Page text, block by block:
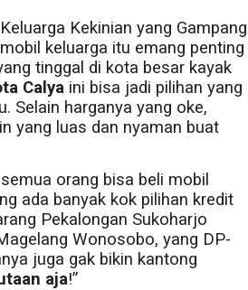
Kekinian yang Gampang
keluarga itu emang penting
tinggal di kota besar kayak
Calya ini bisa jadi pilihan yang
Selain harganya yang oke,
yang luas dan nyaman buat
orang bisa beli mobil
ada banyak kok pilihan kredit
Pekalongan Sukoharjo
Wonosobo, yang DP-
juga gak bikin kantong
aja!”